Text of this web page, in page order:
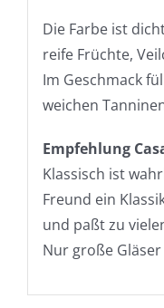
Die Farbe ist
reife Früchte,
Im Geschmack
weichen
Empfehlung
Klassisch ist
Freund ein
und paßt zu
Nur große